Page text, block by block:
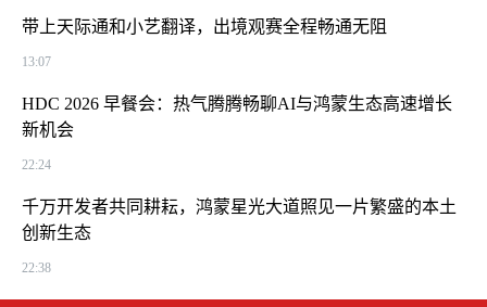
带上天际通和小艺翻译，出境观赛全程畅通无阻
13:07
HDC 2026 早餐会：热气腾腾畅聊AI与鸿蒙生态高速增长
新机会
22:24
千万开发者共同耕耘，鸿蒙星光大道照见一片繁盛的本土
创新生态
22:38